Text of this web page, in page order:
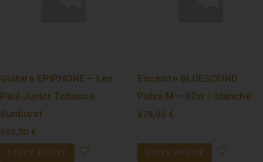
Guitare EPIPHONE – Les
Paul Junior Tobacco
Sunburst
490,00 €
STOCK ÉPUISÉ
Enceinte BLUESOUND
Pulse M – 80w – blanche
479,00 €
STOCK ÉPUISÉ